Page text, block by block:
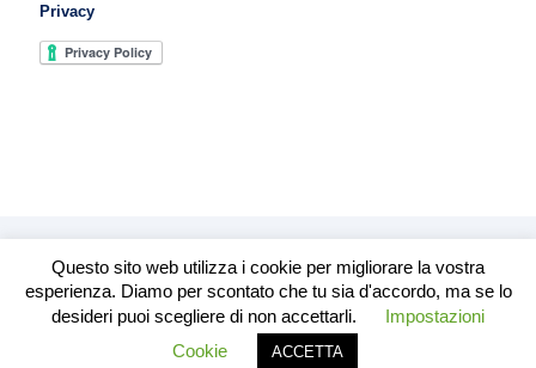
Privacy
© 2019 ORDINE DEI PERITI INDUSTRIALI DI ROVIGO -
Powered by: Cgshop
Questo sito web utilizza i cookie per migliorare la vostra
esperienza. Diamo per scontato che tu sia d'accordo, ma se lo
desideri puoi scegliere di non accettarli.
Impostazioni
Cookie
ACCETTA